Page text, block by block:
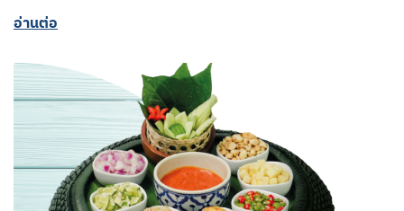
อ่านต่อ